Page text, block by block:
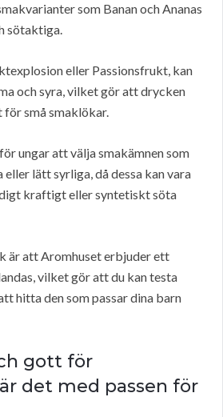
som Banan och Ananas
sötaktiga.
eller Passionsfrukt, kan
och syra, vilket gör att drycken
små smaklökar.
ungar att välja smakämnen som
eller lätt syrliga, då dessa kan vara
kraftigt eller syntetiskt söta
är att Aromhuset erbjuder ett
vilket gör att du kan testa
hitta den som passar dina barn
gott för
det med passen för